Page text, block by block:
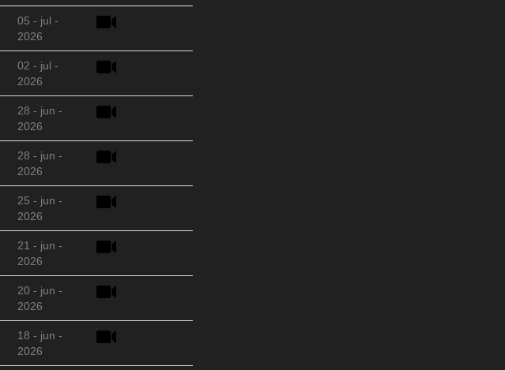
05 - jul -
2026
02 - jul -
2026
28 - jun -
2026
28 - jun -
2026
25 - jun -
2026
21 - jun -
2026
20 - jun -
2026
18 - jun -
2026